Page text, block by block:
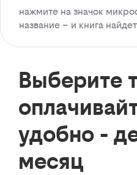
нажмите на значок
название – и книга
Выберите
удобно -
месяц